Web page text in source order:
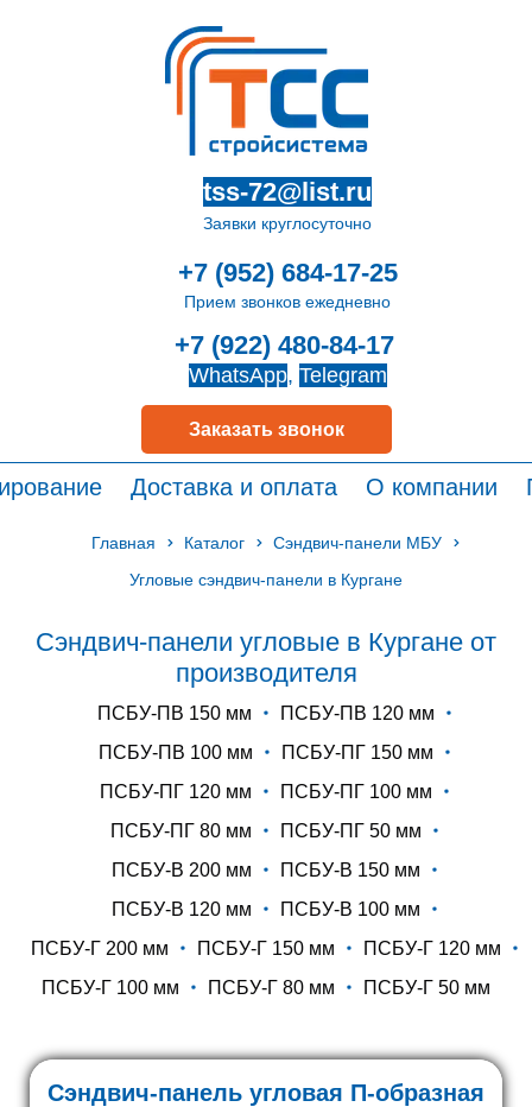
tss-72@list.ru
Заявки круглосуточно
+7 (952) 684-17-25
Прием звонков ежедневно
+7 (922) 480-84-17
WhatsApp, Telegram
Заказать звонок
Доставка и оплата О компании
Главная Каталог
Сэндвич-панели МБУ
Угловые сэндвич-панели в Кургане
Сэндвич-панели угловые в Кургане от
производителя
ПСБУ-ПВ 150 мм
ПСБУ-ПВ 120 мм
ПСБУ-ПВ 100 мм
ПСБУ-ПГ 150 мм
ПСБУ-ПГ 120 мм
ПСБУ-ПГ 100 мм
ПСБУ-ПГ 80 мм
ПСБУ-ПГ 50 мм
ПСБУ-В 200 мм
ПСБУ-В 150 мм
ПСБУ-В 120 мм
ПСБУ-В 100 мм
ПСБУ-Г 200 мм
ПСБУ-Г 150 мм
ПСБУ-Г 120 мм
ПСБУ-Г 100 мм
ПСБУ-Г 80 мм ПСБУ-Г 50 мм
Сэндвич-панель угловая П-образная